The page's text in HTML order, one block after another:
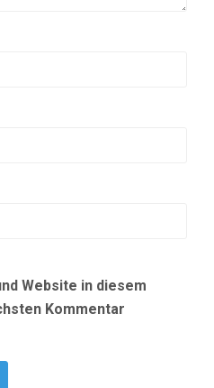
Website in diesem
Kommentar